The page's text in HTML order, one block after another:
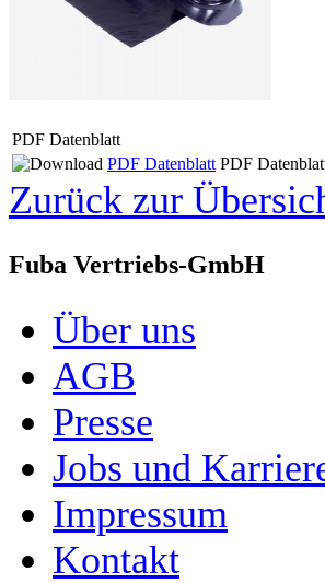
PDF Datenblatt
PDF Datenblatt PDF
Zurück zur
Fuba Vertriebs-GmbH
Über uns
AGB
Presse
Jobs und
Impressum
Kontakt